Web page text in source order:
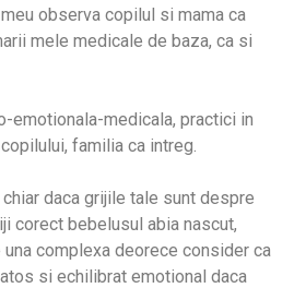
observa copilul si mama ca
mele medicale de baza, ca si
emotionala-medicala, practici in
familia ca intreg.
daca grijile tale sunt despre
corect bebelusul abia nascut,
complexa deorece consider ca
si echilibrat emotional daca